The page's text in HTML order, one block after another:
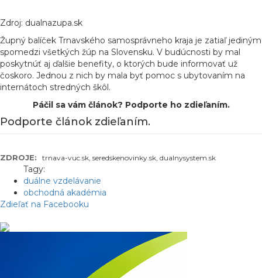
Zdroj: dualnazupa.sk
Župný balíček Trnavského samosprávneho kraja je zatiaľ jediným
spomedzi všetkých žúp na Slovensku. V budúcnosti by mal
poskytnúť aj ďalšie benefity, o ktorých bude informovať už
čoskoro. Jednou z nich by mala byť pomoc s ubytovaním na
internátoch stredných škôl.
Páčil sa vám článok? Podporte ho zdieľaním.
Podporte článok zdieľaním.
ZDROJE: trnava-vuc.sk, seredskenovinky.sk, dualnysystem.sk
Tagy:
duálne vzdelávanie
obchodná akadémia
Zdieľať na Facebooku